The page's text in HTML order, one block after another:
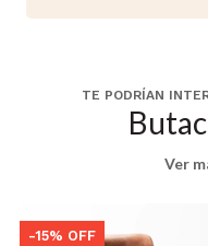
TE PODRÍAN
Ver
-15% OFF